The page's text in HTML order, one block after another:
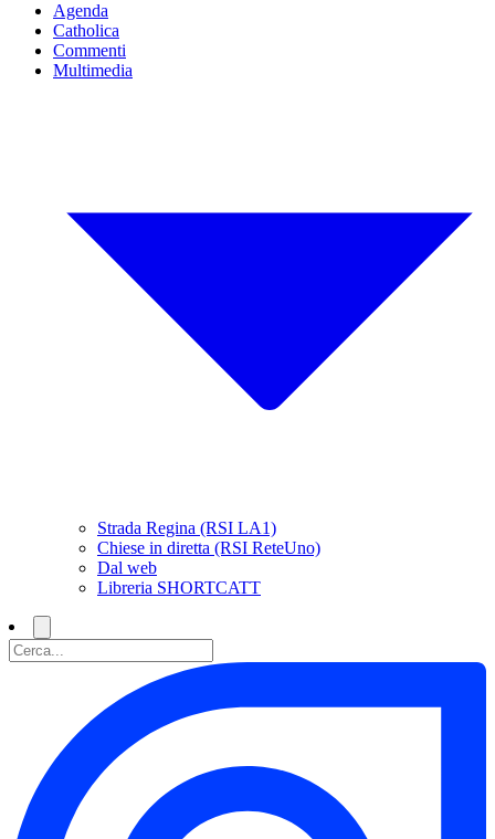
Agenda
Catholica
Commenti
Multimedia
Strada Regina (RSI LA1)
Chiese in diretta (RSI ReteUno)
Dal web
Libreria SHORTCATT